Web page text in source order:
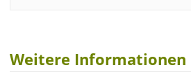
Weitere Informationen